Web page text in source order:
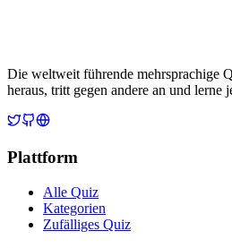
Die weltweit führende mehrsprachige
heraus, tritt gegen andere an und lerne
Plattform
Alle Quiz
Kategorien
Zufälliges Quiz